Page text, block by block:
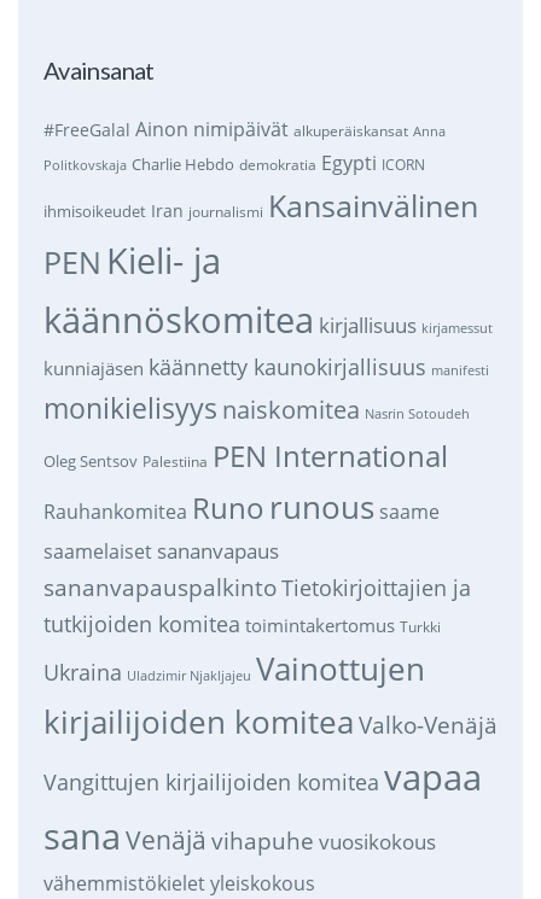
Avainsanat
#FreeGalal Ainon nimipäivät alkuperäiskansat Anna
Politkovskaja Charlie Hebdo demokratia Egypti ICORN
ihmisoikeudet Iran journalismi Kansainvälinen
PEN Kieli- ja
käännöskomitea kirjallisuus kirjamessut
kunniajäsen käännetty kaunokirjallisuus manifesti
monikielisyys naiskomitea Nasrin Sotoudeh
Oleg Sentsov Palestiina PEN International
Rauhankomitea Runo runous saame
saamelaiset sananvapaus
sananvapauspalkintoTietokirjoittajien ja
tutkijoiden komitea toimintakertomus Turkki
Ukraina Uladzimir Njakljajeu Vainottujen
kirjailijoiden komitea Valko-Venäjä
Vangittujen kirjailijoiden komitea vapaa
sana Venäjä vihapuhe vuosikokous
vähemmistökieletyleiskokous